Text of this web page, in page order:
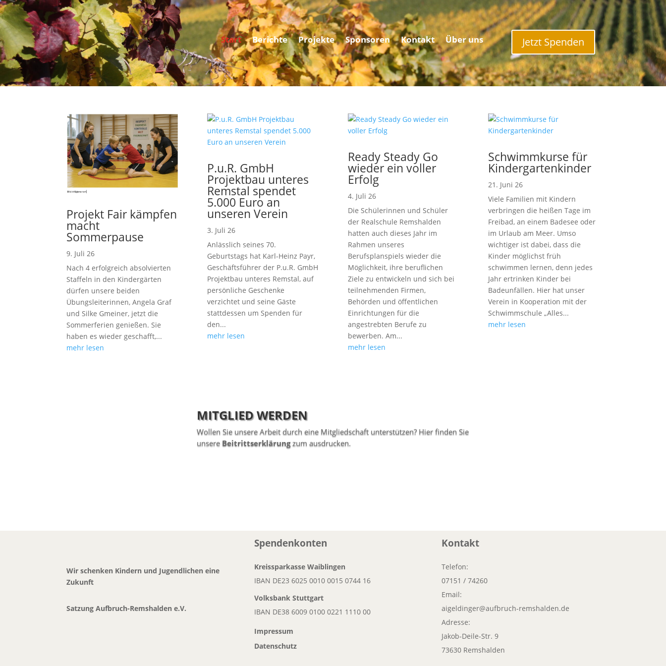
Start Berichte Projekte Sponsoren Kontakt Über uns Jetzt Spenden
Projekt Fair kämpfen
macht
Sommerpause
9. Juli 26
Nach 4 erfolgreich absolvierten
Staffeln in den Kindergärten
dürfen unsere beiden
Übungsleiterinnen, Angela Graf
und Silke Gmeiner, jetzt die
Sommerferien genießen. Sie
haben es wieder geschafft,...
mehr lesen
P.u.R. GmbH
Projektbau unteres
Remstal spendet
5.000 Euro an
unseren Verein
3. Juli 26
Anlässlich seines 70.
Geburtstags hat Karl-Heinz Payr,
Geschäftsführer der P.u.R. GmbH
Projektbau unteres Remstal, auf
persönliche Geschenke
verzichtet und seine Gäste
stattdessen um Spenden für
den...
mehr lesen
Ready Steady Go
wieder ein voller
Erfolg
4. Juli 26
Die Schülerinnen und Schüler
der Realschule Remshalden
hatten auch dieses Jahr im
Rahmen unseres
Berufsplanspiels wieder die
Möglichkeit, ihre beruflichen
Ziele zu entwickeln und sich bei
teilnehmenden Firmen,
Behörden und öffentlichen
Einrichtungen für die
angestrebten Berufe zu
bewerben. Am...
mehr lesen
Schwimmkurse für
Kindergartenkinder
21. Juni 26
Viele Familien mit Kindern
verbringen die heißen Tage im
Freibad, an einem Badesee oder
im Urlaub am Meer. Umso
wichtiger ist dabei, dass die
Kinder möglichst früh
schwimmen lernen, denn jedes
Jahr ertrinken Kinder bei
Badeunfällen. Hier hat unser
Verein in Kooperation mit der
Schwimmschule „Alles...
mehr lesen
MITGLIED WERDEN
Wollen Sie unsere Arbeit durch eine Mitgliedschaft unterstützen? Hier finden Sie
unsere Beitrittserklärungzum ausdrucken.
Wir schenken Kindern und Jugendlichen eine
Zukunft
Satzung Aufbruch-Remshalden e.V.
Spendenkonten
Kreissparkasse Waiblingen
IBAN DE23 6025 0010 0015 0744 16
Volksbank Stuttgart
IBAN DE38 6009 0100 0221 1110 00
Impressum
Datenschutz
Kontakt
Telefon:
07151 / 74260
Email:
aigeldinger@aufbruch-remshalden.de
Adresse:
Jakob-Deile-Str. 9
73630 Remshalden